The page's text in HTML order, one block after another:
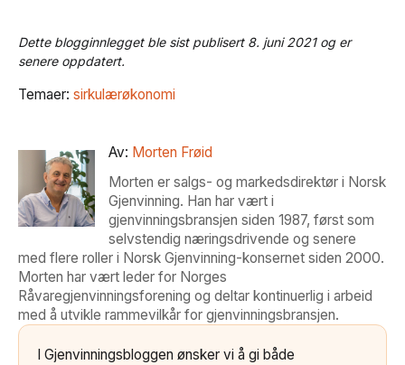
Dette blogginnlegget ble sist publisert 8. juni 2021 og er
senere oppdatert.
Temaer: sirkulærøkonomi
Av: Morten Frøid
Morten er salgs- og markedsdirektør i Norsk
Gjenvinning. Han har vært i
gjenvinningsbransjen siden 1987, først som
selvstendig næringsdrivende og senere
med flere roller i Norsk Gjenvinning-konsernet siden 2000.
Morten har vært leder for Norges
Råvaregjenvinningsforening og deltar kontinuerlig i arbeid
med å utvikle rammevilkår for gjenvinningsbransjen.
I Gjenvinningsbloggen ønsker vi å gi både